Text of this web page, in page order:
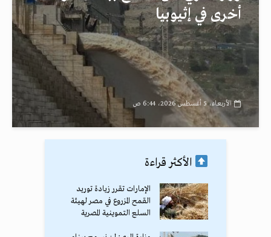
أخرى في إثيوبيا
الأربعاء، 5 أغسطس 2026، 6:44 ص
الأكثر قراءة
الإمارات تقرر زيادة توريد
القمح المزروع في مصر لهيئة
السلع التموينية المصرية